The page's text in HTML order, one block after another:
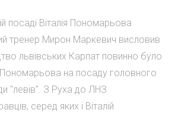
посаді Віталія Пономарьова
тренер Мирон Маркевич висловив
львівських Карпат повинно було
Пономарьова на посаду головного
"левів". З Руха до ЛНЗ
серед яких і Віталій